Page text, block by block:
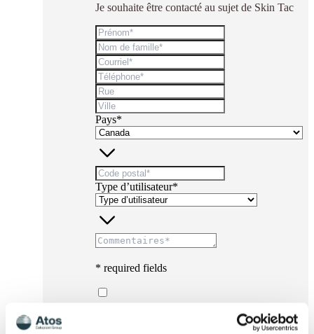
Je souhaite être contacté au sujet de Skin Tac
Pays*
Type d’utilisateur*
* required fields